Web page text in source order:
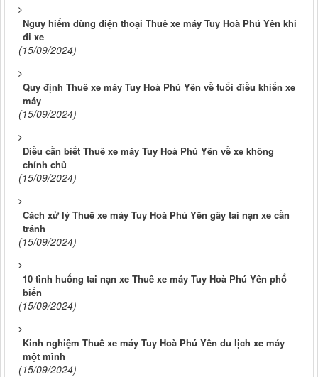
Nguy hiểm dùng điện thoại Thuê xe máy Tuy Hoà Phú Yên khi
đi xe
(15/09/2024)
Quy định Thuê xe máy Tuy Hoà Phú Yên về tuổi điều khiển xe
máy
(15/09/2024)
Điều cần biết Thuê xe máy Tuy Hoà Phú Yên về xe không
chính chủ
(15/09/2024)
Cách xử lý Thuê xe máy Tuy Hoà Phú Yên gây tai nạn xe cần
tránh
(15/09/2024)
10 tình huống tai nạn xe Thuê xe máy Tuy Hoà Phú Yên phổ
biến
(15/09/2024)
Kinh nghiệm Thuê xe máy Tuy Hoà Phú Yên du lịch xe máy
một mình
(15/09/2024)